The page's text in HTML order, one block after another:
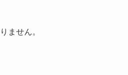
ません。